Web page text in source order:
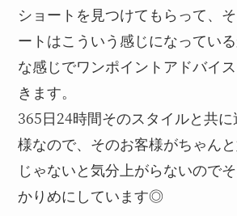
ショートを見つけてもらって、
ートはこういう感じになってい
な感じでワンポイントアドバイ
きます。
365日24時間そのスタイルと共
様なので、そのお客様がちゃん
じゃないと気分上がらないので
かりめにしています◎